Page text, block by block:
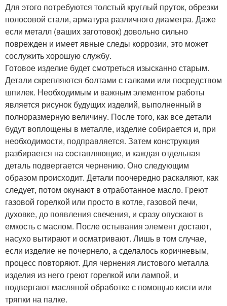
Для этого потребуются толстый круглый пруток, обрезки
полосовой стали, арматура различного диаметра. Даже
если металл (ваших заготовок) довольно сильно
поврежден и имеет явные следы коррозии, это может
сослужить хорошую службу.
Готовое изделие будет смотреться изысканно старым.
Детали скрепляются болтами с галками или посредством
шпилек. Необходимым и важным элементом работы
является рисунок будущих изделий, выполненный в
полноразмерную величину. После того, как все детали
будут воплощены в металле, изделие собирается и, при
необходимости, подправляется. Затем конструкция
разбирается на составляющие, и каждая отдельная
деталь подвергается чернению. Оно следующим
образом происходит. Детали поочередно раскаляют, как
следует, потом окунают в отработанное масло. Греют
газовой горелкой или просто в котле, газовой печи,
духовке, до появления свечения, и сразу опускают в
емкость с маслом. После остывания элемент достают,
насухо вытирают и осматривают. Лишь в том случае,
если изделие не почернело, а сделалось коричневым,
процесс повторяют. Для чернения листового металла
изделия из него греют горелкой или лампой, и
подвергают масляной обработке с помощью кисти или
тряпки на палке.